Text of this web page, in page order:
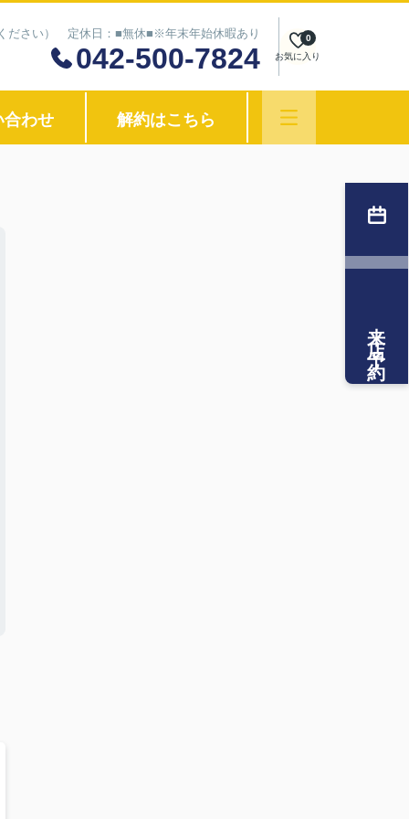
ださい） 定休日：■無休■※年末年始休暇あり
042-500-7824 お気に入り
0
合わせ 解約はこちら
来店予約